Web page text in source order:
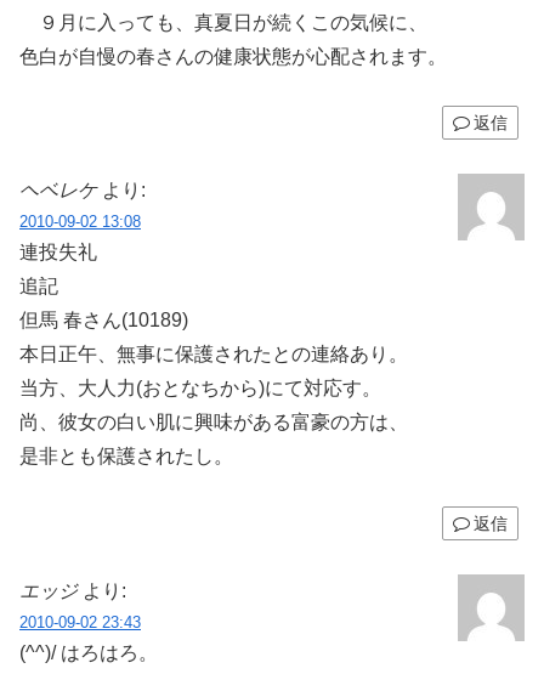
９月に入っても、真夏日が続くこの気候に、
色白が自慢の春さんの健康状態が心配されます。
返信
ヘベレケ より:
2010-09-02 13:08
連投失礼
追記
但馬 春さん(10189)
本日正午、無事に保護されたとの連絡あり。
当方、大人力(おとなちから)にて対応す。
尚、彼女の白い肌に興味がある富豪の方は、
是非とも保護されたし。
返信
エッジ より:
2010-09-02 23:43
(^^)/ はろはろ。